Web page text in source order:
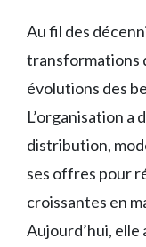
Au fil des
transformations
évolutions des
L’organisation a
distribution,
ses offres pour
croissantes en
Aujourd’hui, elle